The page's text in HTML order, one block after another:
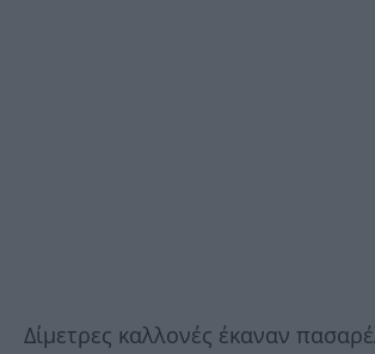
Δίμετρες καλλονές έκαναν